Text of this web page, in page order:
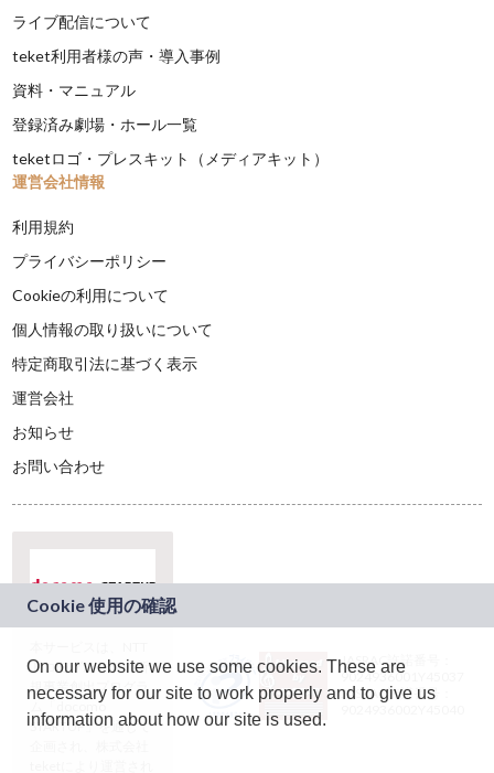
ライブ配信について
teket利用者様の声・導入事例
資料・マニュアル
登録済み劇場・ホール一覧
teketロゴ・プレスキット（メディアキット）
運営会社情報
利用規約
プライバシーポリシー
Cookieの利用について
個人情報の取り扱いについて
特定商取引法に基づく表示
運営会社
お知らせ
お問い合わせ
ドコモグループの新
規事業創出プログラ
ム「docomo
STARTUP」を通じて
JASRAC許諾番号：
9024936001Y45037
JASRAC許諾番号：
On our website we use some cookies. These are
necessary for our site to work properly and to give us
information about how our site is used.